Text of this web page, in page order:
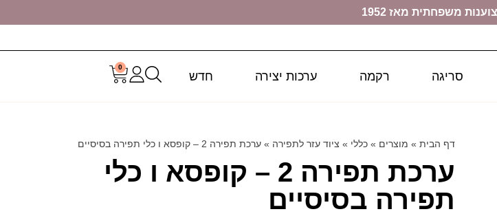
משפחתית מאז 1952
סריגה רקמה ערכות יצירה חדש
0
דף הבית » מוצרים » כללי » ציוד עזר לתפירה » ערכת תפירה 2 – קופסא ו כלי תפירה בסיסיים
ערכת תפירה 2 – קופסא ו כלי
תפירה בסיסיים